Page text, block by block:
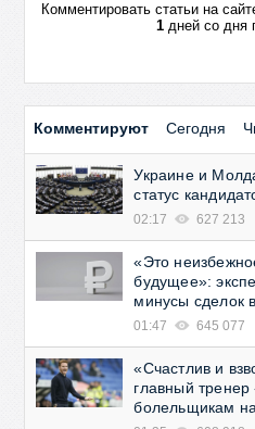
Комментировать статьи на
1дней со дня
Комментируют Сегодня
Украине и
статус
02:17 627 213
«Это
будущее»:
минусы сделок
01:47 645 077
«Счастлив и
главный
болельщикам